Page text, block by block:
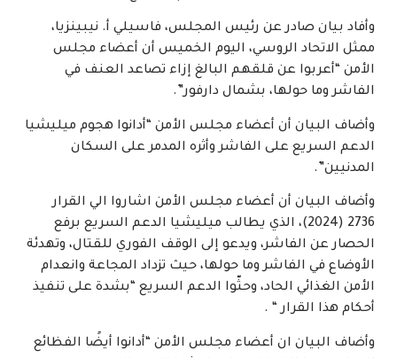
وأفاد بيان صادر عن رئيس المجلس، فاسيلي أ. نيبينزيا،
ممثل الاتحاد الروسي، اليوم الخميس أن أعضاء مجلس
الأمن “أعربوا عن قلقهم البالغ إزاء تصاعد العنف في
الفاشر وما حولها، بشمال دارفور”.
وأضاف البيان أن أعضاء مجلس الأمن “أدانوا هجوم ميليشيا
الدعم السريع على الفاشر وأثره المدمر على السكان
المدنيين”.
وأضاف البيان أن أعضاء مجلس الأمن اشاروا الي القرار
2736 (2024)، الذي يطالب ميليشيا الدعم السريع برفع
الحصار عن الفاشر، ويدعو إلى الوقف الفوري للقتال، وتهدئة
الأوضاع في الفاشر وما حولها، حيث تزداد المجاعة وانعدام
الأمن الغذائي الحاد، وحثّوا الدعم السريع “بشدة على تنفيذ
أحكام هذا القرار “ .
وأضاف البيان ان أعضاء مجلس الأمن “أدانوا أيضًا الفظائع